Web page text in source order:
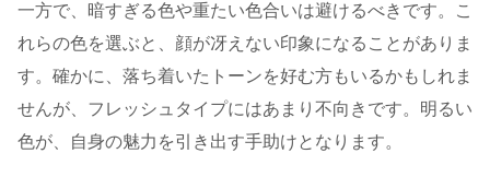
一方で、暗すぎる色や重たい色合いは避けるべきです。こ
れらの色を選ぶと、顔が冴えない印象になることがありま
す。確かに、落ち着いたトーンを好む方もいるかもしれま
せんが、フレッシュタイプにはあまり不向きです。明るい
色が、自身の魅力を引き出す手助けとなります。